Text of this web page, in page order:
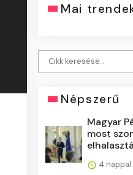
Mai
Népszerű
Magyar
most
4